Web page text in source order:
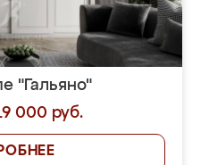
"Гальяно"
000 руб.